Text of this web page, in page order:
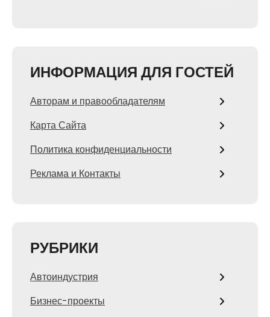
ИНФОРМАЦИЯ ДЛЯ ГОСТЕЙ
Авторам и правообладателям
Карта Сайта
Политика конфиденциальности
Реклама и Контакты
РУБРИКИ
Автоиндустрия
Бизнес-проекты